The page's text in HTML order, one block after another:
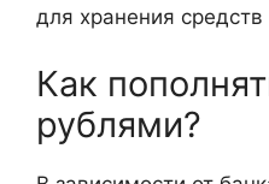
для хранения
Как
рублями?